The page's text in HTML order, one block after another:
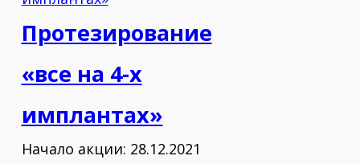
2016 - Государственные курсы на базе
Базовый и продвинутый курс. Синус
2017 - Сертификационный курс с
Протезирование
«все на 4-х
имплантах»
Начало акции: 28.12.2021